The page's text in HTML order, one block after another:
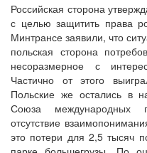
Российская сторона
с целью защитить права
Минтрансе заявили, что
польская сторона
несоразмерное с
Частично от этого
Польские же остались в
Союза международных
отсутствие
это потери для 2,5 тысяч